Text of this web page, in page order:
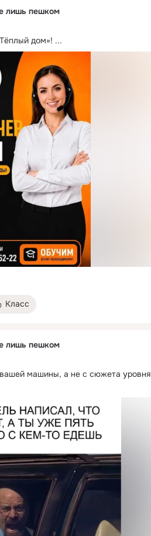
лишь пешком
дом»! ...
Класс
лишь пешком
машины, а не с сюжета уровня